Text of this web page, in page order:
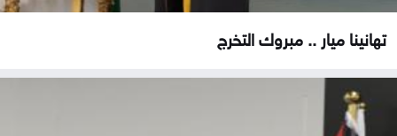
تهانينا ميار .. مبروك التخرج